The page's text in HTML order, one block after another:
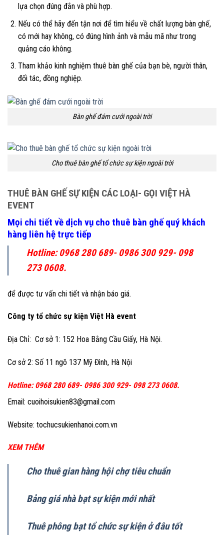
lựa chọn đúng đắn và phù hợp.
Nếu có thể hãy đến tận nơi để tìm hiểu về chất lượng bàn ghế,
có mới hay không, có đúng hình ảnh và mẫu mã như trong
quảng cáo không.
Tham khảo kinh nghiệm thuê bàn ghế của bạn bè, người thân,
đối tác, đồng nghiệp.
Bàn ghế đám cưới ngoài trời
Cho thuê bàn ghế tổ chức sự kiện ngoài trời
THUÊ BÀN GHẾ SỰ KIỆN CÁC LOẠI- GỌI VIỆT HÀ
EVENT
Mọi chi tiết về dịch vụ cho thuê bàn ghế quý khách
hàng liên hệ trực tiếp
Hotline: 0968 280 689- 0986 300 929- 098
273 0608.
để được tư vấn chi tiết và nhận báo giá.
Công ty tổ chức sự kiện Việt Hà event
Địa Chỉ: Cơ sở 1: 152 Hoa Bằng Cầu Giấy, Hà Nội.
Cơ sở 2: Số 11 ngõ 137 Mỹ Đình, Hà Nội
Hotline: 0968 280 689- 0986 300 929- 098 273 0608.
Email: cuoihoisukien83@gmail.com
Website: tochucsukienhanoi.com.vn
XEM THÊM
Cho thuê gian hàng hội chợ tiêu chuẩn
Bảng giá nhà bạt sự kiện mới nhất
Thuê phông bạt tổ chức sự kiện ở đâu tốt